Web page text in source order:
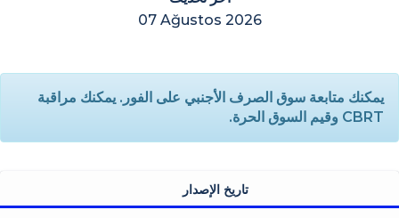
07 Ağustos 2026
يمكنك متابعة سوق الصرف الأجنبي على الفور. يمكنك مراقبة
CBRT وقيم السوق الحرة.
تاريخ الإصدار